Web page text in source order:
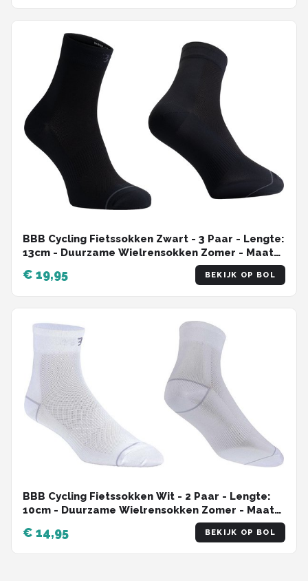
BBB Cycling Fietssokken Zwart - 3 Paar - Lengte:
13cm - Duurzame Wielrensokken Zomer - Maat
44/47 - Fietssokken Heren en Dames -
CombiFeet BSO-20
€ 19,95 BEKIJK OP BOL
BBB Cycling Fietssokken Wit - 2 Paar - Lengte:
10cm - Duurzame Wielrensokken Zomer - Maat
44/47 - Fietssokken Heren en Dames -
CombiFeet BSO-06
€ 14,95 BEKIJK OP BOL